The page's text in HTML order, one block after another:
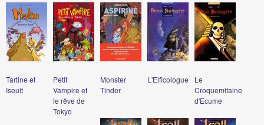
Tartine et
Iseult
Petit
Vampire et
le rêve de
Tokyo
Monster
Tinder
L'Elficologue
Le
Croquemitaine
d'Ecume